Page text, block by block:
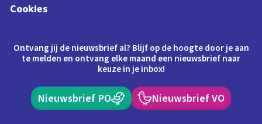
Cookies
Ontvang jij de nieuwsbrief al? Blijf op de hoogte door je aan
te melden en ontvang elke maand een nieuwsbrief naar
keuze in je inbox!
Nieuwsbrief PO Nieuwsbrief VO